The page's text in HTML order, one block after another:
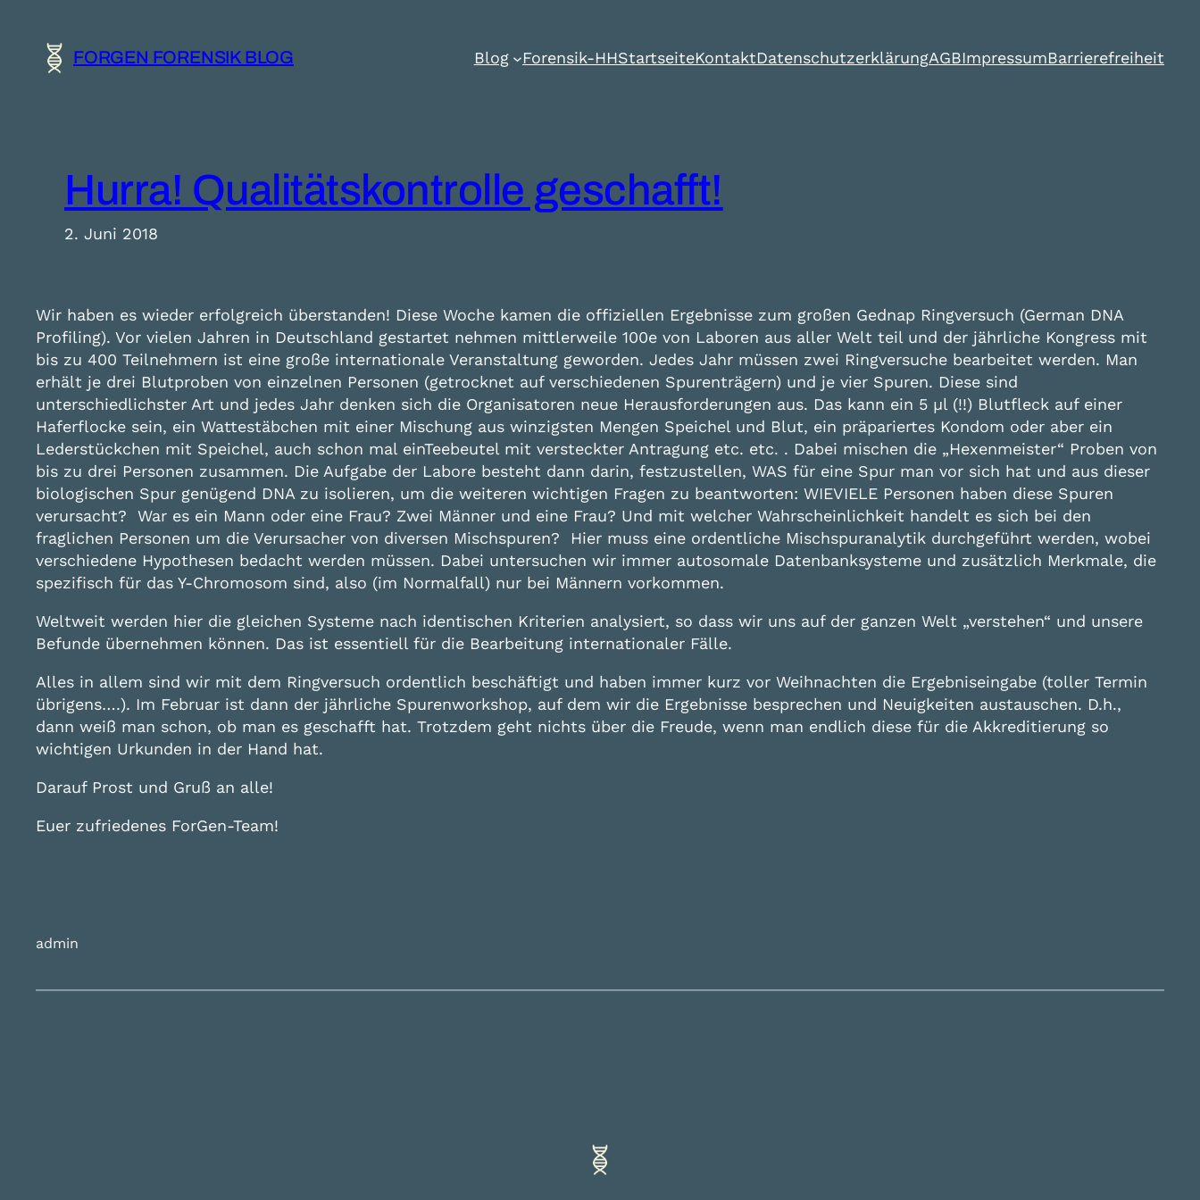
Inhalt
springen FORGEN FORENSIK BLOG Blog Forensik-HHStartseiteKontaktDatenschutzerklärungAGBImpressumBarrierefreiheit
Hurra! Qualitätskontrolle geschafft!
2. Juni 2018
Wir haben es wieder erfolgreich überstanden! Diese Woche kamen die offiziellen Ergebnisse zum großen Gednap Ringversuch (German DNA
Profiling). Vor vielen Jahren in Deutschland gestartet nehmen mittlerweile 100e von Laboren aus aller Welt teil und der jährliche Kongress mit
bis zu 400 Teilnehmern ist eine große internationale Veranstaltung geworden. Jedes Jahr müssen zwei Ringversuche bearbeitet werden. Man
erhält je drei Blutproben von einzelnen Personen (getrocknet auf verschiedenen Spurenträgern) und je vier Spuren. Diese sind
unterschiedlichster Art und jedes Jahr denken sich die Organisatoren neue Herausforderungen aus. Das kann ein 5 µl (!!) Blutfleck auf einer
Haferflocke sein, ein Wattestäbchen mit einer Mischung aus winzigsten Mengen Speichel und Blut, ein präpariertes Kondom oder aber ein
Lederstückchen mit Speichel, auch schon mal einTeebeutel mit versteckter Antragung etc. etc. . Dabei mischen die „Hexenmeister“ Proben von
bis zu drei Personen zusammen. Die Aufgabe der Labore besteht dann darin, festzustellen, WAS für eine Spur man vor sich hat und aus dieser
biologischen Spur genügend DNA zu isolieren, um die weiteren wichtigen Fragen zu beantworten: WIEVIELE Personen haben diese Spuren
verursacht? War es ein Mann oder eine Frau? Zwei Männer und eine Frau? Und mit welcher Wahrscheinlichkeit handelt es sich bei den
fraglichen Personen um die Verursacher von diversen Mischspuren? Hier muss eine ordentliche Mischspuranalytik durchgeführt werden, wobei
verschiedene Hypothesen bedacht werden müssen. Dabei untersuchen wir immer autosomale Datenbanksysteme und zusätzlich Merkmale, die
spezifisch für das Y-Chromosom sind, also (im Normalfall) nur bei Männern vorkommen.
Weltweit werden hier die gleichen Systeme nach identischen Kriterien analysiert, so dass wir uns auf der ganzen Welt „verstehen“ und unsere
Befunde übernehmen können. Das ist essentiell für die Bearbeitung internationaler Fälle.
Alles in allem sind wir mit dem Ringversuch ordentlich beschäftigt und haben immer kurz vor Weihnachten die Ergebniseingabe (toller Termin
übrigens….). Im Februar ist dann der jährliche Spurenworkshop, auf dem wir die Ergebnisse besprechen und Neuigkeiten austauschen. D.h.,
dann weiß man schon, ob man es geschafft hat. Trotzdem geht nichts über die Freude, wenn man endlich diese für die Akkreditierung so
wichtigen Urkunden in der Hand hat.
Darauf Prost und Gruß an alle!
Euer zufriedenes ForGen-Team!
admin